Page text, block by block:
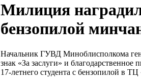
Милиция
бензопилой
Начальник ГУВД Миноблисполкома
знак «За заслуги» и
17-летнего студента с бензопилой в